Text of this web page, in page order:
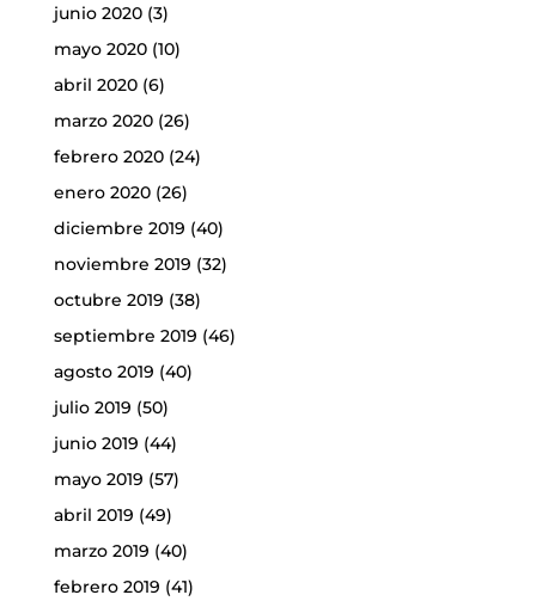
junio 2020(3)
mayo 2020(10)
abril 2020(6)
marzo 2020(26)
febrero 2020(24)
enero 2020(26)
diciembre 2019 (40)
noviembre 2019 (32)
octubre 2019 (38)
septiembre 2019 (46)
agosto 2019 (40)
julio 2019 (50)
junio 2019 (44)
mayo 2019 (57)
abril 2019 (49)
marzo 2019 (40)
febrero 2019 (41)